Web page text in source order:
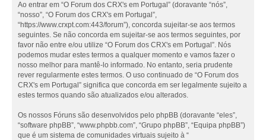
Ao entrar em “O Forum dos CRX's em Portugal” (doravante “nós”,
“nosso”, “O Forum dos CRX's em Portugal”,
“https://www.crxpt.com:443/forum”), concorda sujeitar-se aos termos
seguintes. Se não concorda em sujeitar-se aos termos seguintes, por
favor não entre e/ou utilize “O Forum dos CRX's em Portugal”. Nós
podemos mudar estes termos a qualquer momento e vamos fazer o
nosso melhor para mantê-lo informado. No entanto, seria prudente
rever regularmente estes termos. O uso continuado de “O Forum dos
CRX's em Portugal” significa que concorda em ser legalmente sujeito a
estes termos quando são atualizados e/ou alterados.
Os nossos Fóruns são desenvolvidos pelo phpBB (doravante “eles”,
“software phpBB”, “www.phpbb.com”, “Grupo phpBB”, “Equipa phpBB”)
que é um sistema de comunidades virtuais sujeito à “